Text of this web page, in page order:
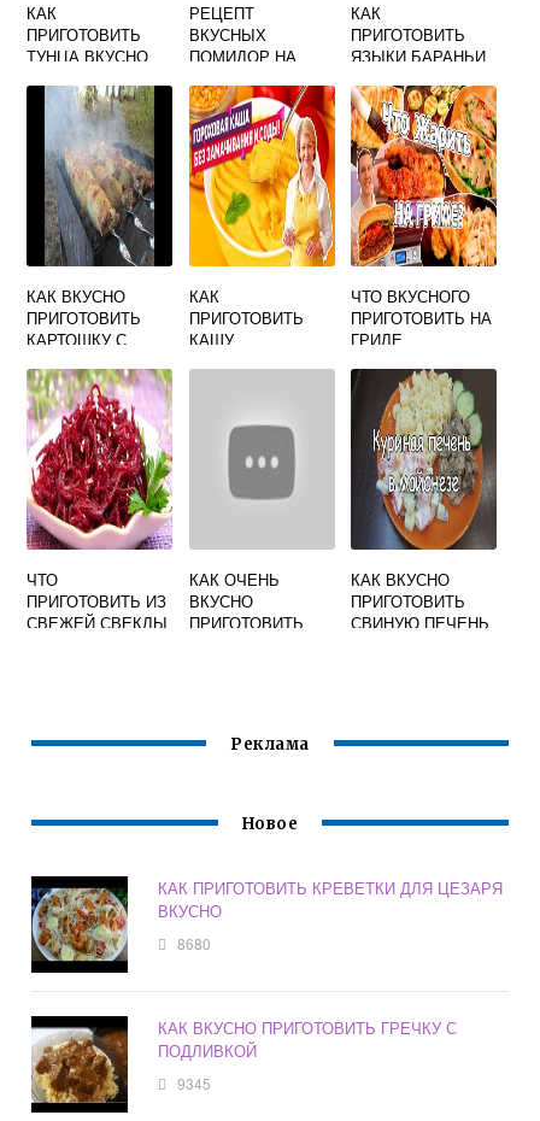
КАК
ПРИГОТОВИТЬ
ТУНЦА ВКУСНО
СВЕЖЕМОРОЖЕН
НОГО
РЕЦЕПТ
ВКУСНЫХ
ПОМИДОР НА
ЛИТРОВЫХ
БАНКАХ С
УКСУСОМ
КАК
ПРИГОТОВИТЬ
ЯЗЫКИ БАРАНЬИ
КАК ВКУСНО
ПРИГОТОВИТЬ
КАРТОШКУ С
МАНГАЛЕ
КАК
ПРИГОТОВИТЬ
КАШУ
ЗАМАЧИВАНИЯ И
БЫСТРО
ЧТО ВКУСНОГО
ПРИГОТОВИТЬ НА
ГРИЛЕ
ЧТО
ПРИГОТОВИТЬ ИЗ
СВЕЖЕЙ СВЕКЛЫ
КАК ОЧЕНЬ
ВКУСНО
ПРИГОТОВИТЬ
КАК ВКУСНО
ПРИГОТОВИТЬ
СВИНУЮ ПЕЧЕНЬ
Реклама
Новое
КАК ПРИГОТОВИТЬ КРЕВЕТКИ ДЛЯ ЦЕЗАРЯ
ВКУСНО
8680
КАК ВКУСНО ПРИГОТОВИТЬ ГРЕЧКУ С
ПОДЛИВКОЙ
9345